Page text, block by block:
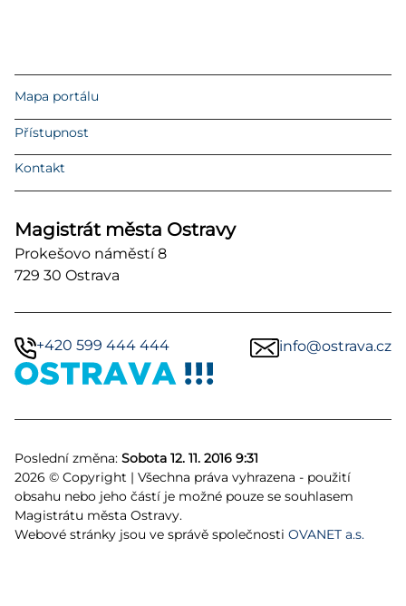
Mapa portálu
Přístupnost
Kontakt
Magistrát města Ostravy
Prokešovo náměstí 8
729 30 Ostrava
+420 599 444 444 info@ostrava.cz
Poslední změna: Sobota 12. 11. 2016 9:31
2026 © Copyright | Všechna práva vyhrazena - použití
obsahu nebo jeho částí je možné pouze se souhlasem
Magistrátu města Ostravy.
Webové stránky jsou ve správě společnosti OVANET a.s.